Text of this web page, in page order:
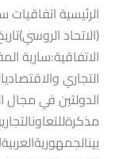
الرئيسية
الاتفاقية:سارية
التجاري
الدولتين في مجال
اتفاقية
جمهورية
القرم